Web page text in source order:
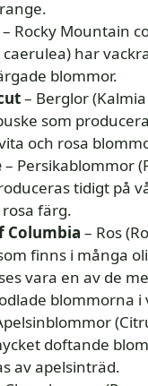
– Rocky Mountain
har
blommor.
– Berglor
som
och rosa
– Persikablommor
tidigt på
färg.
Columbia – Ros
finns i många
vara en av de
blommorna i
doftande
av apelsinträd.